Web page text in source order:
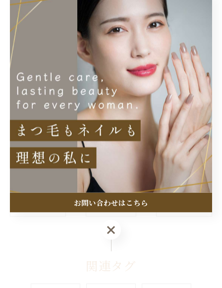
住所 : 埼玉県さいたま市浦和区岸町４丁目１１−１２
みーしぐ浦和102
電話番号 : 080-7321-7864
浦和で似合わせデザインを提供
浦和で長持ちを意識した施術
----------------------------------------------------------------------
似合わせ 長持ち
一覧に戻る
関連タグ
お問い合わせはこちら
お問い合わせはこちら